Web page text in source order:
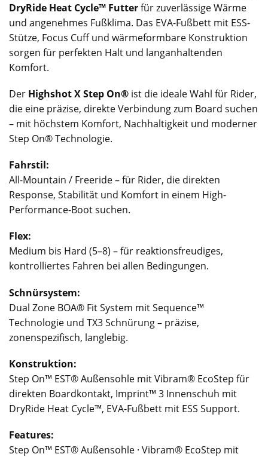
DryRide Heat Cycle™ Futterfür zuverlässige Wärme
und angenehmes Fußklima. Das EVA-Fußbett mit ESS-
Stütze, Focus Cuff und wärmeformbare Konstruktion
sorgen für perfekten Halt und langanhaltenden
Komfort.
Der Highshot X Step On® ist die ideale Wahl für Rider,
die eine präzise, direkte Verbindung zum Board suchen
– mit höchstem Komfort, Nachhaltigkeit und moderner
Step On® Technologie.
Fahrstil:
All-Mountain / Freeride – für Rider, die direkten
Response, Stabilität und Komfort in einem High-
Performance-Boot suchen.
Flex:
Medium bis Hard (5–8) – für reaktionsfreudiges,
kontrolliertes Fahren bei allen Bedingungen.
Schnürsystem:
Dual Zone BOA® Fit System mit Sequence™
Technologie und TX3 Schnürung – präzise,
zonenspezifisch, langlebig.
Konstruktion:
Step On™ EST® Außensohle mit Vibram® EcoStep für
direkten Boardkontakt, Imprint™ 3 Innenschuh mit
DryRide Heat Cycle™, EVA-Fußbett mit ESS Support.
Features:
Step On™ EST® Außensohle · Vibram® EcoStep mit